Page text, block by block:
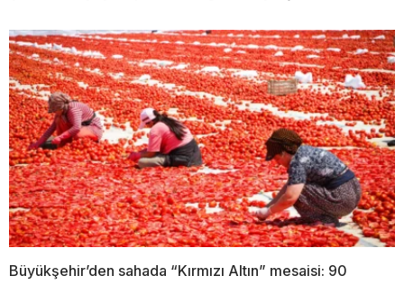
Büyükşehir’den sahada “Kırmızı Altın” mesaisi: 90